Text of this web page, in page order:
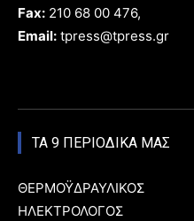
Fax: 210 68 00 476,
Email: tpress@tpress.gr
ΤΑ 9 ΠΕΡΙΟΔΙΚΑ ΜΑΣ
ΘΕΡΜΟΫΔΡΑΥΛΙΚΟΣ
ΗΛΕΚΤΡΟΛΟΓΟΣ